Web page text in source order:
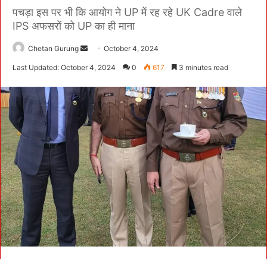
पचड़ा इस पर भी कि आयोग ने UP में रह रहे UK Cadre वाले
IPS अफसरों को UP का ही माना
Chetan Gurung
d
n
e
m
a
i
l
October 4, 2024
Last Updated: October 4, 2024 0 617 3 minutes read